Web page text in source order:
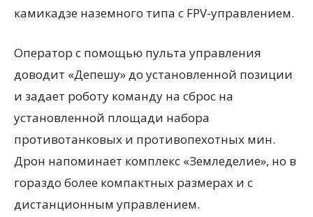
камикадзе наземного типа с FPV-управлением.
Оператор с помощью пульта управления
доводит «Депешу» до установленной позиции
и задает роботу команду на сброс на
установленной площади набора
противотанковых и противопехотных мин.
Дрон напоминает комплекс «Земледелие», но в
гораздо более компактных размерах и с
дистанционным управлением.